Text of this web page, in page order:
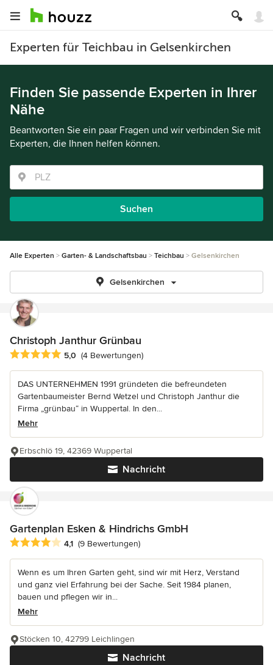
Experten für Teichbau in Gelsenkirchen
Finden Sie passende Experten in Ihrer
Nähe
Beantworten Sie ein paar Fragen und wir verbinden Sie mit
Experten, die Ihnen helfen können.
Suchen
Alle Experten Garten- & Landschaftsbau Teichbau Gelsenkirchen
Gelsenkirchen
Christoph Janthur Grünbau
Durchschnittliche Bewertung: 5 von 5 Sternen
5,0 (4 Bewertungen)
DAS UNTERNEHMEN 1991 gründeten die befreundeten
Gartenbaumeister Bernd Wetzel und Christoph Janthur die
Firma „grünbau“ in Wuppertal. In den...
Mehr
Nachricht
Erbschlö 19, 42369 Wuppertal
Gartenplan Esken & Hindrichs GmbH
Durchschnittliche Bewertung: 4.1 von 5 Sternen
4,1 (9 Bewertungen)
Wenn es um Ihren Garten geht, sind wir mit Herz, Verstand
und ganz viel Erfahrung bei der Sache. Seit 1984 planen,
bauen und pflegen wir in...
Mehr
Nachricht
Stöcken 10, 42799 Leichlingen